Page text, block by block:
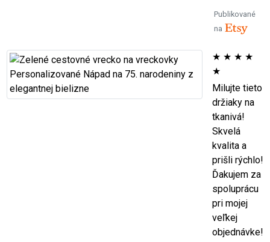
Publikované
na
★ ★ ★ ★
★
Milujte tieto
držiaky na
tkanivá!
Skvelá
kvalita a
prišli rýchlo!
Ďakujem za
spoluprácu
pri mojej
veľkej
objednávke!